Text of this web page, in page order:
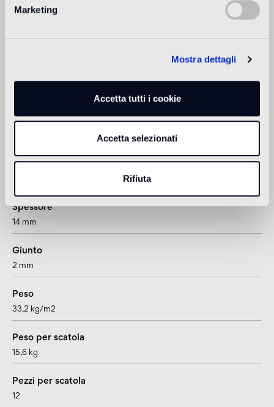
Marketing
Mostra dettagli
Accetta tutti i cookie
Accetta selezionati
Rifiuta
Formato
Formato piastrella
Spessore
14 mm
Giunto
2 mm
Peso
33,2 kg/m2
Peso per scatola
15,6 kg
Pezzi per scatola
12